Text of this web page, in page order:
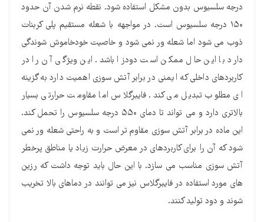
درجه سلسیوس بدون مشکل استفاده شود. نقطه نرم شدن آن حدود
۱۵۰ درجه سلسیوس است. در مواجهه با شعله مستقیم پلی کربنات
ذوب می شود اما شعله ور نمی شود و خاصیت خودخاموش شوندگی
دارد با این حال ممکن است دودزا باشد. این ویژگی آن را در
کاربردهای داخلی که ایمنی در برابر آتش سوزی اهمیت دارد به گزینه
ای مطلوب تبدیل می کند. فایبرگلاس اما مقاومت حرارتی بسیار
بالاتری دارد و می تواند تا دمای ۵۵۰ درجه سلسیوس را تحمل کند.
این ماده در برابر آتش سوزی مقاوم تر است و به راحتی شعله ور نمی
شود که آن را برای کاربردهای در معرض حرارت زیاد یا مناطق پرخطر
آتش سوزی مناسب می سازد. با این حال باید توجه داشت که رزین
های مورد استفاده در فایبرگلاس نیز می توانند در دماهای بالا تخریب
شوند و دود تولید کنند.